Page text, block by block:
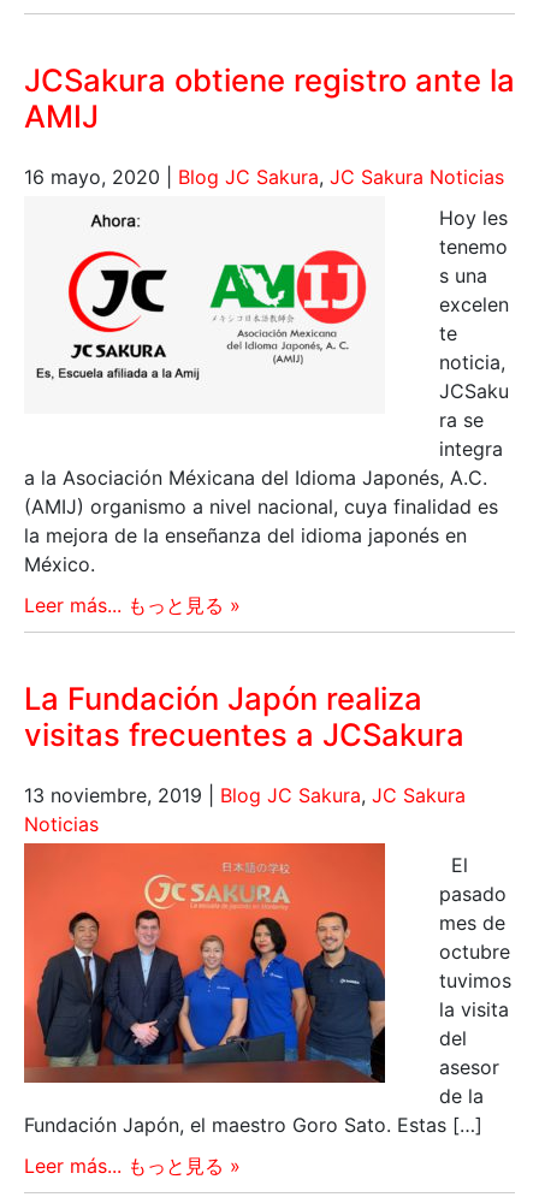
JCSakura obtiene registro ante la
AMIJ
16 mayo, 2020 Blog JC Sakura, JC Sakura Noticias
Hoy les
tenemo
s una
excelen
te
noticia,
JCSaku
ra se
integra
a la Asociación Méxicana del Idioma Japonés, A.C.
(AMIJ) organismo a nivel nacional, cuya finalidad es
la mejora de la enseñanza del idioma japonés en
México.
Leer más... もっと見る »
La Fundación Japón realiza
visitas frecuentes a JCSakura
13 noviembre, 2019 Blog JC Sakura, JC Sakura
Noticias
El
pasado
mes de
octubre
tuvimos
la visita
del
asesor
de la
Fundación Japón, el maestro Goro Sato. Estas […]
Leer más... もっと見る »